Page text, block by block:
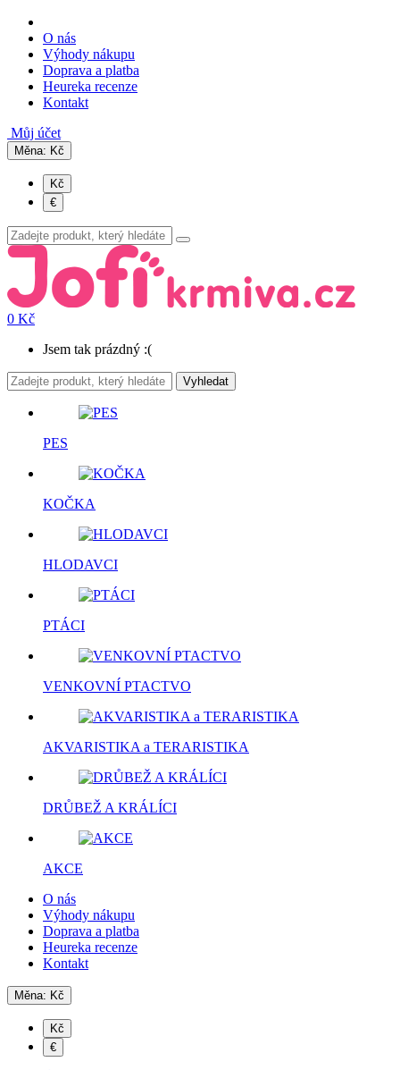
O nás
Výhody nákupu
Doprava a platba
Heureka recenze
Kontakt
Můj účet
Měna: Kč
Kč
€
0 Kč
Jsem tak prázdný :(
Vyhledat
PES
KOČKA
HLODAVCI
PTÁCI
VENKOVNÍ PTACTVO
AKVARISTIKA a TERARISTIKA
DRŮBEŽ A KRÁLÍCI
AKCE
O nás
Výhody nákupu
Doprava a platba
Heureka recenze
Kontakt
Měna: Kč
Kč
€